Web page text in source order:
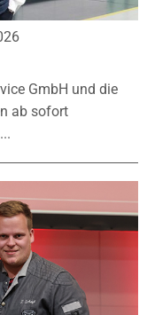
GmbH und die
ab sofort